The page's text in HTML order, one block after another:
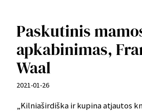
Paskutinis
apkabinimas,
Waal
2021-01-26
„Kilniaširdiška ir kupina atjautos